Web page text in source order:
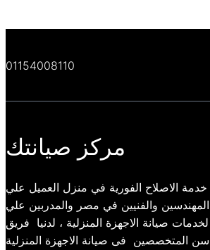
01154008110
مركز صيانتك
الاصلاح الفورية في منزل العميل علي
والفنيين في مصر والمدربين علي
صيانة الاجهزة المنزلية ، لدنيا فريق
المتخصصين فى صيانة الاجهزة المنزلية